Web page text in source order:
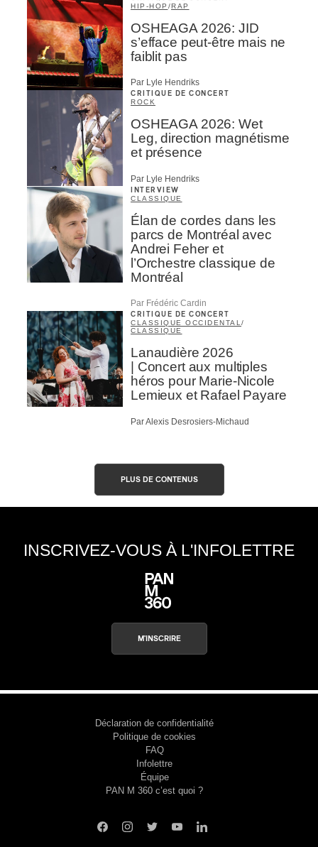
HIP-HOP /RAP
OSHEAGA 2026: JID
s’efface peut-être mais ne
faiblit pas
Par Lyle Hendriks
CRITIQUE DE CONCERT
ROCK
OSHEAGA 2026: Wet
Leg, direction magnétisme
et présence
Par Lyle Hendriks
INTERVIEW
CLASSIQUE
Élan de cordes dans les
parcs de Montréal avec
Andrei Feher et
l’Orchestre classique de
Montréal
Par Frédéric Cardin
CRITIQUE DE CONCERT
CLASSIQUE OCCIDENTAL /
CLASSIQUE
Lanaudière 2026
| Concert aux multiples
héros pour Marie-Nicole
Lemieux et Rafael Payare
Par Alexis Desrosiers-Michaud
PLUS DE CONTENUS
INSCRIVEZ-VOUS À L'INFOLETTRE
M'INSCRIRE
Déclaration de confidentialité
Politique de cookies
FAQ
Infolettre
Équipe
PAN M 360 c’est quoi ?